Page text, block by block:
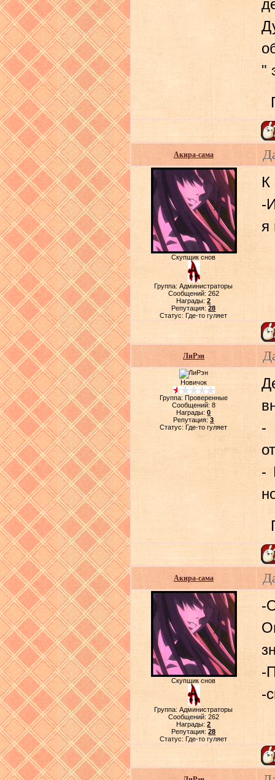
"
Акира-сама
Скупщик снов
Группа: Администраторы
Сообщений: 262
Награды:2
Репутация:28
Статус:Где-то гуляет
К
-
я
ЛиРэн
Новичок
Группа: Проверенные
Сообщений: 8
Награды:0
Репутация:3
Статус:Где-то гуляет
-
-
Акира-сама
Скупщик снов
Группа: Администраторы
Сообщений: 262
Награды:2
Репутация:28
Статус:Где-то гуляет
-
-
-